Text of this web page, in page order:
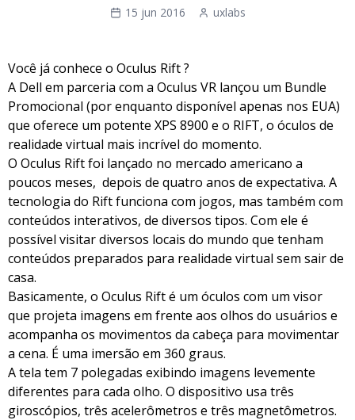
15 jun 2016 uxlabs
Você já conhece o Oculus Rift ?
A Dell em parceria com a Oculus VR lançou um Bundle
Promocional (por enquanto disponível apenas nos EUA)
que oferece um potente XPS 8900 e o RIFT, o óculos de
realidade virtual mais incrível do momento.
O Oculus Rift foi lançado no mercado americano a
poucos meses, depois de quatro anos de expectativa. A
tecnologia do Rift funciona com jogos, mas também com
conteúdos interativos, de diversos tipos. Com ele é
possível visitar diversos locais do mundo que tenham
conteúdos preparados para realidade virtual sem sair de
casa.
Basicamente, o Oculus Rift é um óculos com um visor
que projeta imagens em frente aos olhos do usuários e
acompanha os movimentos da cabeça para movimentar
a cena. É uma imersão em 360 graus.
A tela tem 7 polegadas exibindo imagens levemente
diferentes para cada olho. O dispositivo usa três
giroscópios, três acelerômetros e três magnetômetros.